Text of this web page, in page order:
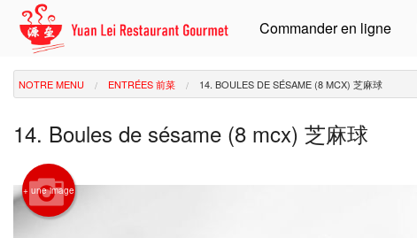
Commander en ligne
NOTRE MENU ENTRÉES 前菜 14. BOULES DE SÉSAME (8 MCX) 芝麻球
14. Boules de sésame (8 mcx) 芝麻球
+ une image